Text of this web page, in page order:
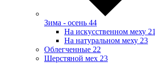
Зима - осень 44
На искусственном меху 21
На натуральном меху 23
Облегченные 22
Шерстяной мех 23